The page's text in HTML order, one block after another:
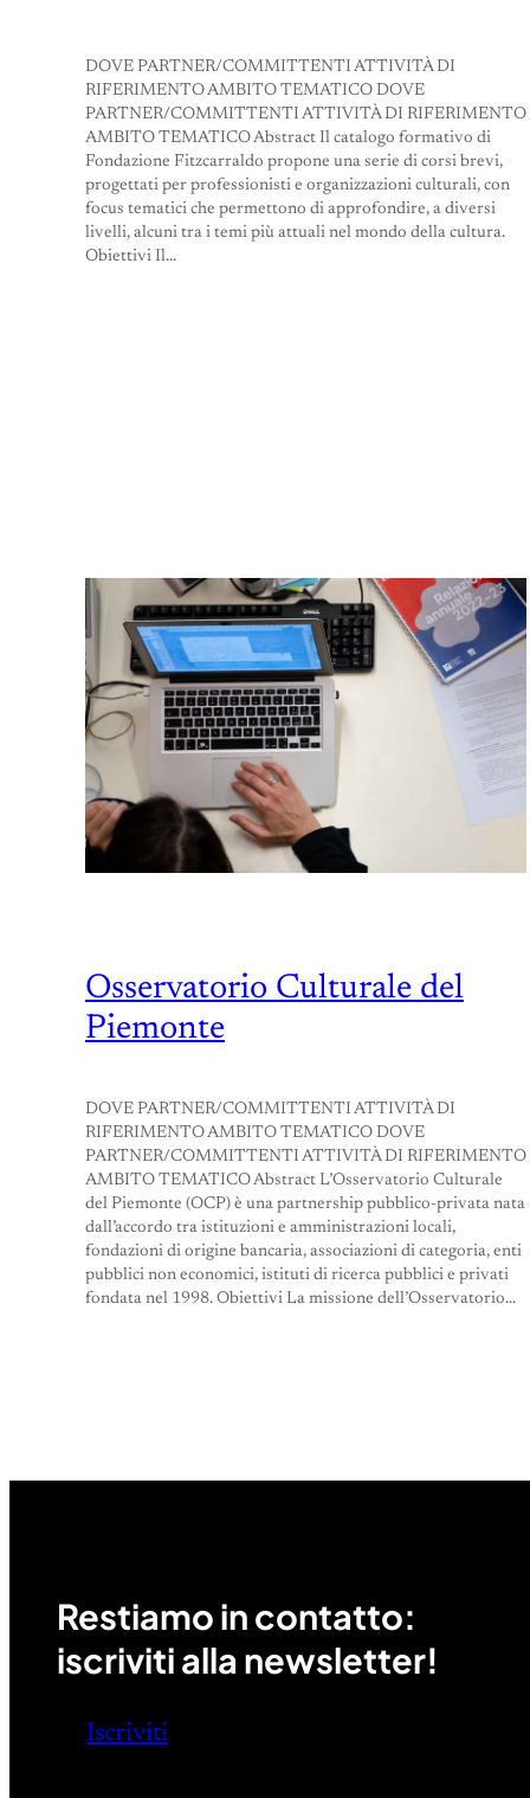
DOVE PARTNER/COMMITTENTI ATTIVITÀ DI
RIFERIMENTO AMBITO TEMATICO DOVE
PARTNER/COMMITTENTI ATTIVITÀ DI RIFERIMENTO
AMBITO TEMATICO Abstract Il catalogo formativo di
Fondazione Fitzcarraldo propone una serie di corsi brevi,
progettati per professionisti e organizzazioni culturali, con
focus tematici che permettono di approfondire, a diversi
livelli, alcuni tra i temi più attuali nel mondo della cultura.
Obiettivi Il…
Osservatorio Culturale del
Piemonte
DOVE PARTNER/COMMITTENTI ATTIVITÀ DI
RIFERIMENTO AMBITO TEMATICO DOVE
PARTNER/COMMITTENTI ATTIVITÀ DI RIFERIMENTO
AMBITO TEMATICO Abstract L’Osservatorio Culturale
del Piemonte (OCP) è una partnership pubblico-privata nata
dall’accordo tra istituzioni e amministrazioni locali,
fondazioni di origine bancaria, associazioni di categoria, enti
pubblici non economici, istituti di ricerca pubblici e privati
fondata nel 1998. Obiettivi La missione dell’Osservatorio…
Restiamo in contatto:
iscriviti alla newsletter!
Iscriviti